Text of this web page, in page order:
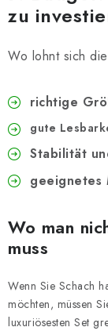
zu
Wo lohnt sich
richtige
gute
Stabilität
geeignetes
Wo man
muss
Wenn Sie Schach
möchten, müssen
luxuriösesten Set